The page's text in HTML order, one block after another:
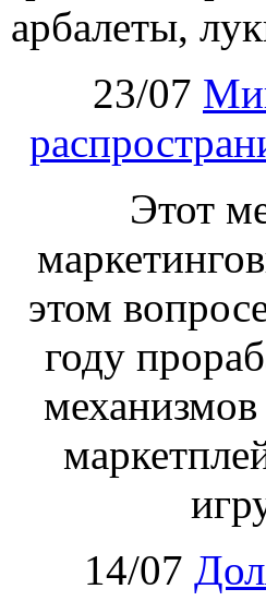
арбалеты,
23/07
Этот
этом
году
14/07